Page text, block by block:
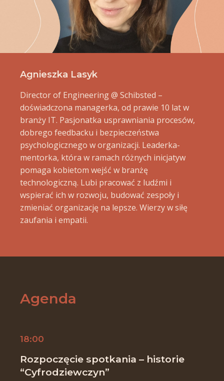
Agnieszka Lasyk
Director of Engineering @ Schibsted –
doświadczona managerka, od prawie 10 lat w
branży IT. Pasjonatka usprawniania procesów,
dobrego feedbacku i bezpieczeństwa
psychologicznego w organizacji. Leaderka-
mentorka, która w ramach różnych inicjatyw
pomaga kobietom wejść w branżę
technologiczną. Lubi pracować z ludźmi i
wspierać ich w rozwoju, budować zespoły i
zmieniać organizację na lepsze. Wierzy w siłę
zaufania i empatii.
Agenda
18:00
Rozpoczęcie spotkania – historie
“Cyfrodziewczyn”